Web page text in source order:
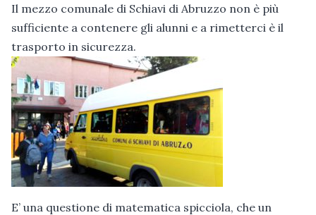
Il mezzo comunale di Schiavi di Abruzzo non è più
sufficiente a contenere gli alunni e a rimetterci è il
trasporto in sicurezza.
E’ una questione di matematica spicciola, che un